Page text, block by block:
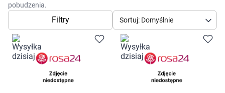
Higiena
Kosmetyki
pobudzenia.
Filtry Sortuj: Domyślnie